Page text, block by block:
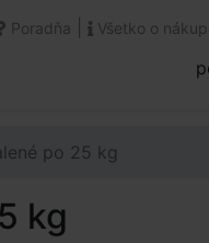
Poradňa Všetko o
po 25 kg
kg